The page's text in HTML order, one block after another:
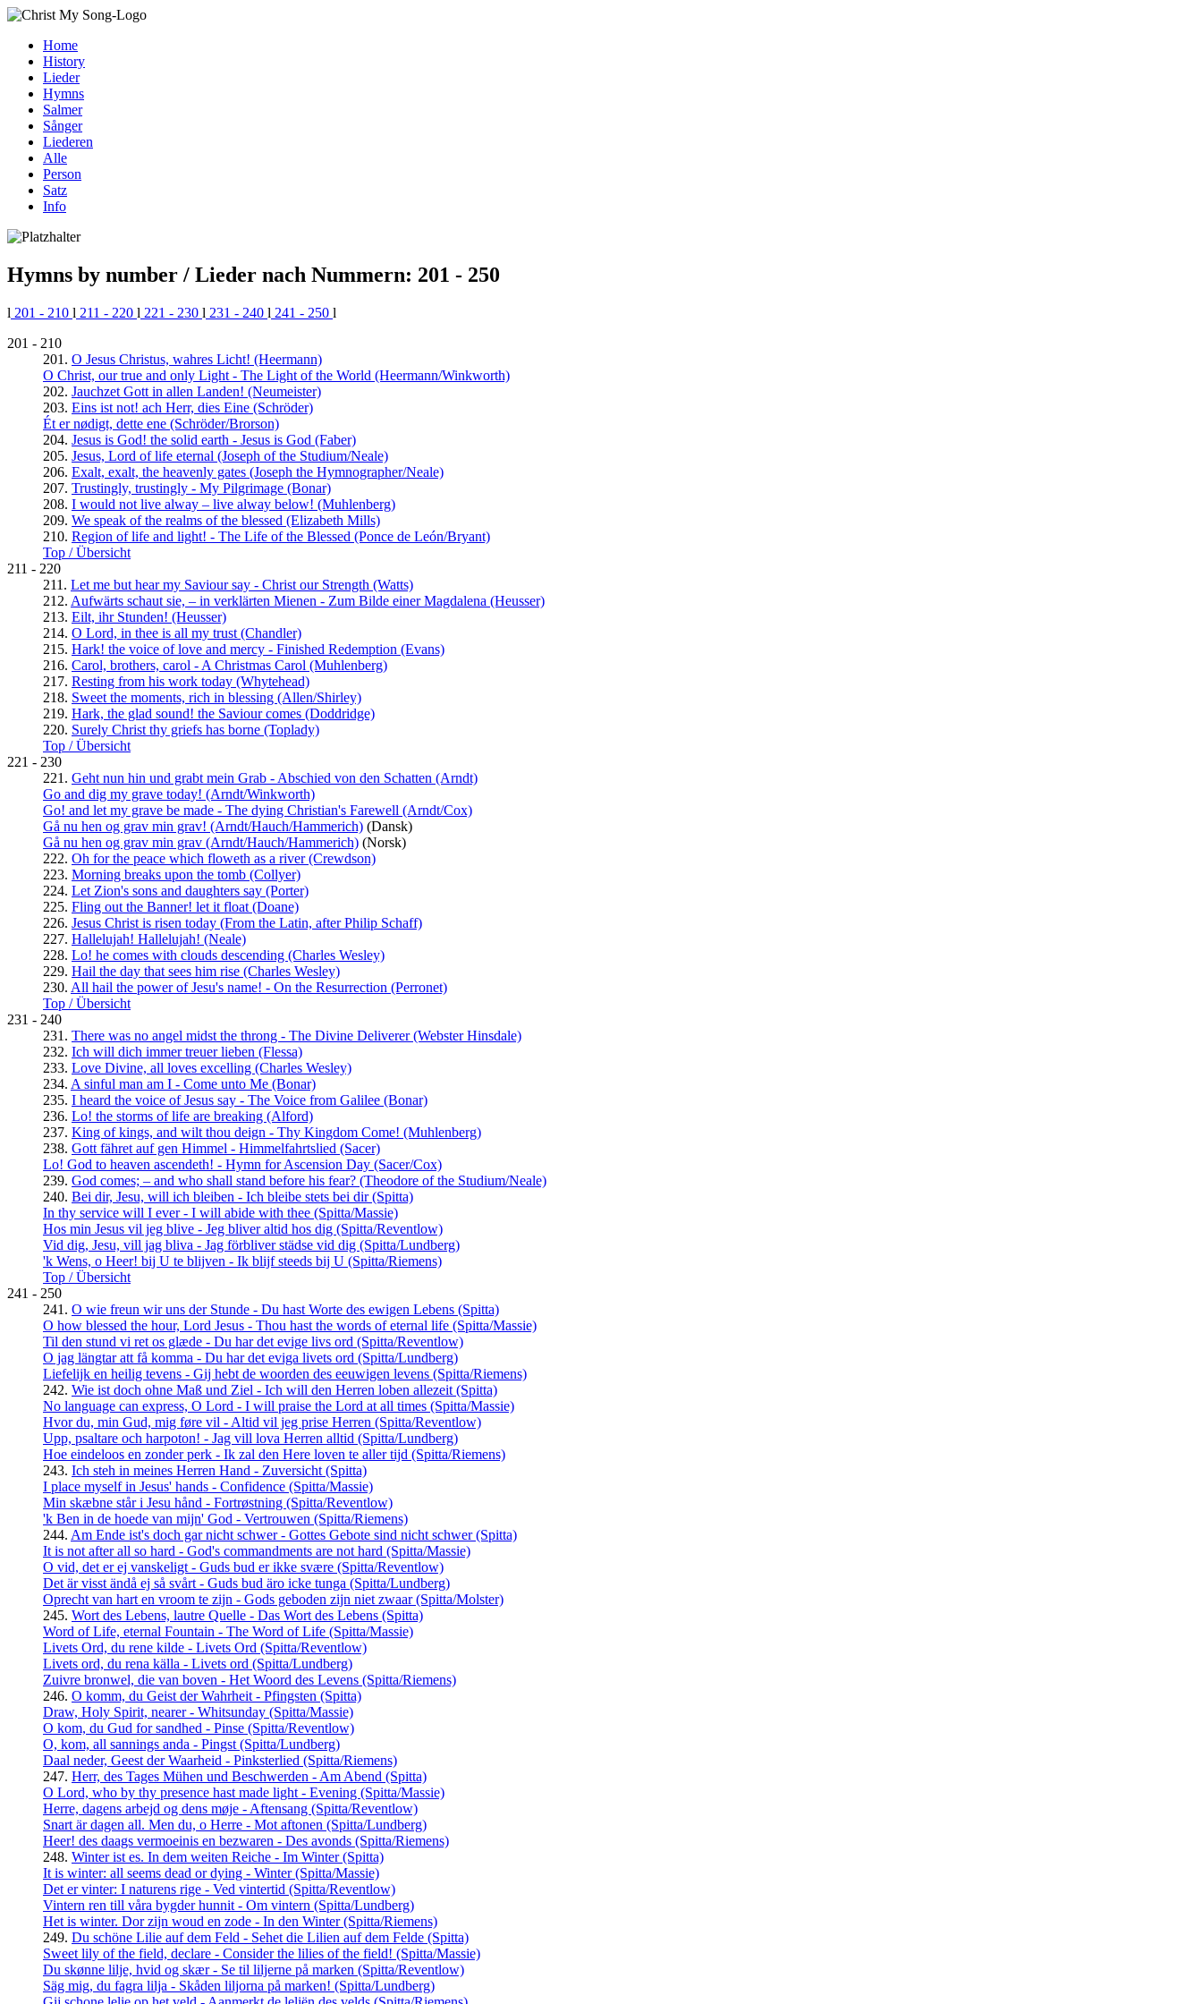
Home
History
Lieder
Hymns
Salmer
Sånger
Liederen
Alle
Person
Satz
Info
Hymns by number / Lieder nach Nummern: 201 - 250
l 201 - 210 l 211 - 220 l 221 - 230 l 231 - 240 l 241 - 250 l
201 - 210
201. O Jesus Christus, wahres Licht! (Heermann)
O Christ, our true and only Light - The Light of the World (Heermann/Winkworth)
202. Jauchzet Gott in allen Landen! (Neumeister)
203. Eins ist not! ach Herr, dies Eine (Schröder)
Ét er nødigt, dette ene (Schröder/Brorson)
204. Jesus is God! the solid earth - Jesus is God (Faber)
205. Jesus, Lord of life eternal (Joseph of the Studium/Neale)
206. Exalt, exalt, the heavenly gates (Joseph the Hymnographer/Neale)
207. Trustingly, trustingly - My Pilgrimage (Bonar)
208. I would not live alway – live alway below! (Muhlenberg)
209. We speak of the realms of the blessed (Elizabeth Mills)
210. Region of life and light! - The Life of the Blessed (Ponce de León/Bryant)
Top / Übersicht
211 - 220
211. Let me but hear my Saviour say - Christ our Strength (Watts)
212. Aufwärts schaut sie, – in verklärten Mienen - Zum Bilde einer Magdalena (Heusser)
213. Eilt, ihr Stunden! (Heusser)
214. O Lord, in thee is all my trust (Chandler)
215. Hark! the voice of love and mercy - Finished Redemption (Evans)
216. Carol, brothers, carol - A Christmas Carol (Muhlenberg)
217. Resting from his work today (Whytehead)
218. Sweet the moments, rich in blessing (Allen/Shirley)
219. Hark, the glad sound! the Saviour comes (Doddridge)
220. Surely Christ thy griefs has borne (Toplady)
Top / Übersicht
221 - 230
221. Geht nun hin und grabt mein Grab - Abschied von den Schatten (Arndt)
Go and dig my grave today! (Arndt/Winkworth)
Go! and let my grave be made - The dying Christian's Farewell (Arndt/Cox)
Gå nu hen og grav min grav! (Arndt/Hauch/Hammerich) (Dansk)
Gå nu hen og grav min grav (Arndt/Hauch/Hammerich) (Norsk)
222. Oh for the peace which floweth as a river (Crewdson)
223. Morning breaks upon the tomb (Collyer)
224. Let Zion's sons and daughters say (Porter)
225. Fling out the Banner! let it float (Doane)
226. Jesus Christ is risen today (From the Latin, after Philip Schaff)
227. Hallelujah! Hallelujah! (Neale)
228. Lo! he comes with clouds descending (Charles Wesley)
229. Hail the day that sees him rise (Charles Wesley)
230. All hail the power of Jesu's name! - On the Resurrection (Perronet)
Top / Übersicht
231 - 240
231. There was no angel midst the throng - The Divine Deliverer (Webster Hinsdale)
232. Ich will dich immer treuer lieben (Flessa)
233. Love Divine, all loves excelling (Charles Wesley)
234. A sinful man am I - Come unto Me (Bonar)
235. I heard the voice of Jesus say - The Voice from Galilee (Bonar)
236. Lo! the storms of life are breaking (Alford)
237. King of kings, and wilt thou deign - Thy Kingdom Come! (Muhlenberg)
238. Gott fähret auf gen Himmel - Himmelfahrtslied (Sacer)
Lo! God to heaven ascendeth! - Hymn for Ascension Day (Sacer/Cox)
239. God comes; – and who shall stand before his fear? (Theodore of the Studium/Neale)
240. Bei dir, Jesu, will ich bleiben - Ich bleibe stets bei dir (Spitta)
In thy service will I ever - I will abide with thee (Spitta/Massie)
Hos min Jesus vil jeg blive - Jeg bliver altid hos dig (Spitta/Reventlow)
Vid dig, Jesu, vill jag bliva - Jag förbliver städse vid dig (Spitta/Lundberg)
'k Wens, o Heer! bij U te blijven - Ik blijf steeds bij U (Spitta/Riemens)
Top / Übersicht
241 - 250
241. O wie freun wir uns der Stunde - Du hast Worte des ewigen Lebens (Spitta)
O how blessed the hour, Lord Jesus - Thou hast the words of eternal life (Spitta/Massie)
Til den stund vi ret os glæde - Du har det evige livs ord (Spitta/Reventlow)
O jag längtar att få komma - Du har det eviga livets ord (Spitta/Lundberg)
Liefelijk en heilig tevens - Gij hebt de woorden des eeuwigen levens (Spitta/Riemens)
242. Wie ist doch ohne Maß und Ziel - Ich will den Herren loben allezeit (Spitta)
No language can express, O Lord - I will praise the Lord at all times (Spitta/Massie)
Hvor du, min Gud, mig føre vil - Altid vil jeg prise Herren (Spitta/Reventlow)
Upp, psaltare och harpoton! - Jag vill lova Herren alltid (Spitta/Lundberg)
Hoe eindeloos en zonder perk - Ik zal den Here loven te aller tijd (Spitta/Riemens)
243. Ich steh in meines Herren Hand - Zuversicht (Spitta)
I place myself in Jesus' hands - Confidence (Spitta/Massie)
Min skæbne står i Jesu hånd - Fortrøstning (Spitta/Reventlow)
'k Ben in de hoede van mijn' God - Vertrouwen (Spitta/Riemens)
244. Am Ende ist's doch gar nicht schwer - Gottes Gebote sind nicht schwer (Spitta)
It is not after all so hard - God's commandments are not hard (Spitta/Massie)
O vid, det er ej vanskeligt - Guds bud er ikke svære (Spitta/Reventlow)
Det är visst ändå ej så svårt - Guds bud äro icke tunga (Spitta/Lundberg)
Oprecht van hart en vroom te zijn - Gods geboden zijn niet zwaar (Spitta/Molster)
245. Wort des Lebens, lautre Quelle - Das Wort des Lebens (Spitta)
Word of Life, eternal Fountain - The Word of Life (Spitta/Massie)
Livets Ord, du rene kilde - Livets Ord (Spitta/Reventlow)
Livets ord, du rena källa - Livets ord (Spitta/Lundberg)
Zuivre bronwel, die van boven - Het Woord des Levens (Spitta/Riemens)
246. O komm, du Geist der Wahrheit - Pfingsten (Spitta)
Draw, Holy Spirit, nearer - Whitsunday (Spitta/Massie)
O kom, du Gud for sandhed - Pinse (Spitta/Reventlow)
O, kom, all sannings anda - Pingst (Spitta/Lundberg)
Daal neder, Geest der Waarheid - Pinksterlied (Spitta/Riemens)
247. Herr, des Tages Mühen und Beschwerden - Am Abend (Spitta)
O Lord, who by thy presence hast made light - Evening (Spitta/Massie)
Herre, dagens arbejd og dens møje - Aftensang (Spitta/Reventlow)
Snart är dagen all. Men du, o Herre - Mot aftonen (Spitta/Lundberg)
Heer! des daags vermoeinis en bezwaren - Des avonds (Spitta/Riemens)
248. Winter ist es. In dem weiten Reiche - Im Winter (Spitta)
It is winter: all seems dead or dying - Winter (Spitta/Massie)
Det er vinter: I naturens rige - Ved vintertid (Spitta/Reventlow)
Vintern ren till våra bygder hunnit - Om vintern (Spitta/Lundberg)
Het is winter. Dor zijn woud en zode - In den Winter (Spitta/Riemens)
249. Du schöne Lilie auf dem Feld - Sehet die Lilien auf dem Felde (Spitta)
Sweet lily of the field, declare - Consider the lilies of the field! (Spitta/Massie)
Du skønne lilje, hvid og skær - Se til liljerne på marken (Spitta/Reventlow)
Säg mig, du fagra lilja - Skåden liljorna på marken! (Spitta/Lundberg)